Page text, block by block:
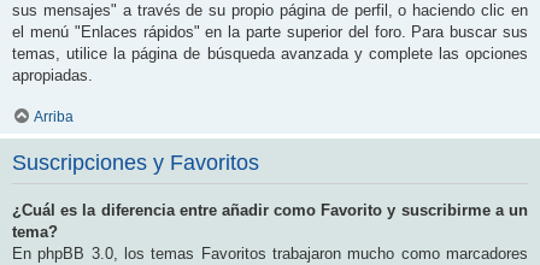
sus mensajes" a través de su propio página de perfil, o haciendo clic en
el menú "Enlaces rápidos" en la parte superior del foro. Para buscar sus
temas, utilice la página de búsqueda avanzada y complete las opciones
apropiadas.
Arriba
Suscripciones y Favoritos
¿Cuál es la diferencia entre añadir como Favorito y suscribirme a un
tema?
En phpBB 3.0, los temas Favoritos trabajaron mucho como marcadores